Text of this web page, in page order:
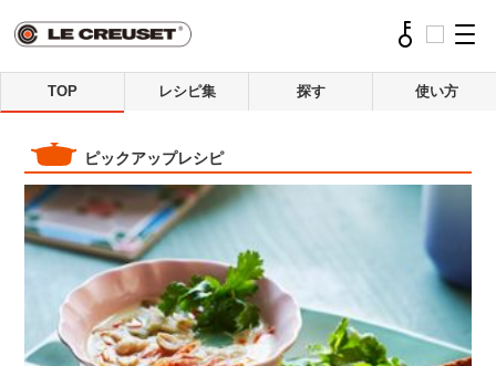
TOP レシピ集 探す 使い方
ピックアップレシピ